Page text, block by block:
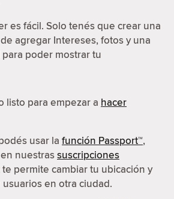
es fácil. Solo tenés que crear una
agregar Intereses, fotos y una
poder mostrar tu
listo para empezar a hacer
usar la función Passport™,
nuestrassuscripciones
te permite cambiar tu ubicación y
en otra ciudad.